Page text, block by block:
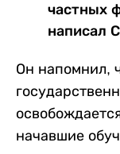
частных
написал
Он напомнил,
начавшие